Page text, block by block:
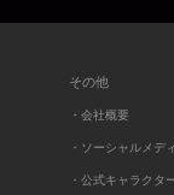
その他
・会社概要
・ソーシャルメデ
・公式キャラクタ